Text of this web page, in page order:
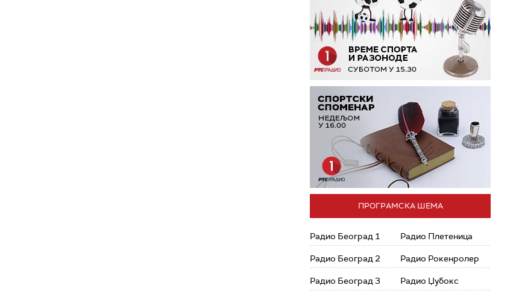
ПРОГРАМСКА ШЕМА
Радио Београд 1
Радио Београд 2
Радио Београд 3
Радио Плетеница
Радио Рокенролер
Радио Џубокс